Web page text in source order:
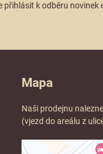
přihlásit k odběru novinek
Mapa
Naši prodejnu
(vjezd do areálu z